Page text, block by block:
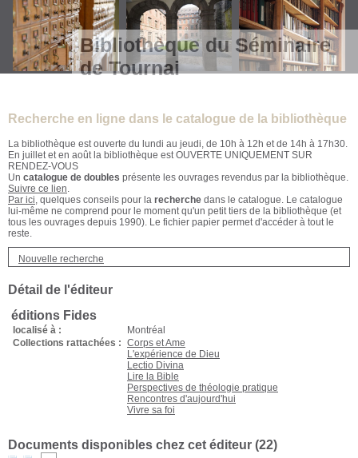
Bibliothèque du Séminaire
de Tournai
Recherche en ligne dans le catalogue de la bibliothèque
La bibliothèque est ouverte du lundi au jeudi, de 10h à 12h et de 14h à 17h30.
En juillet et en août la bibliothèque est OUVERTE UNIQUEMENT SUR
RENDEZ-VOUS
Un catalogue de doubles présente les ouvrages revendus par la bibliothèque.
Suivre ce lien.
Par ici, quelques conseils pour la recherche dans le catalogue. Le catalogue
lui-même ne comprend pour le moment qu'un petit tiers de la bibliothèque (et
tous les ouvrages depuis 1990). Le fichier papier permet d'accéder à tout le
reste.
Nouvelle recherche
Détail de l'éditeur
éditions Fides
localisé à :
Montréal
Collections rattachées : Corps et Ame
L'expérience de Dieu
Lectio Divina
Lire la Bible
Perspectives de théologie pratique
Rencontres d'aujourd'hui
Vivre sa foi
Documents disponibles chez cet éditeur (22)